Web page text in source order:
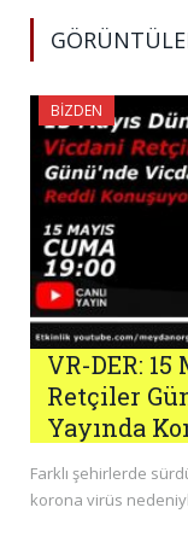
BIZDEN
VR-DER:
Retçiler
Yayında
Farklı şehirlerde
korona virüs